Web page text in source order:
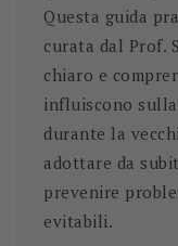
Questa guida
curata dal Prof.
chiaro e
influiscono
durante la
adottare da
prevenire
evitabili.